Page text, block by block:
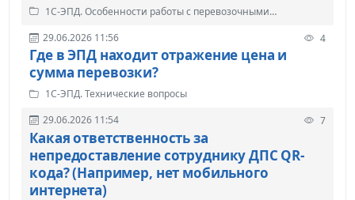
1С-ЭПД. Особенности работы с перевозочными
29.06.2026 11:56
4
Где в ЭПД находит отражение цена и
сумма перевозки?
1С-ЭПД. Технические вопросы
29.06.2026 11:54
7
Какая ответственность за
непредоставление сотруднику ДПС QR-
кода? (Например, нет мобильного
интернета)